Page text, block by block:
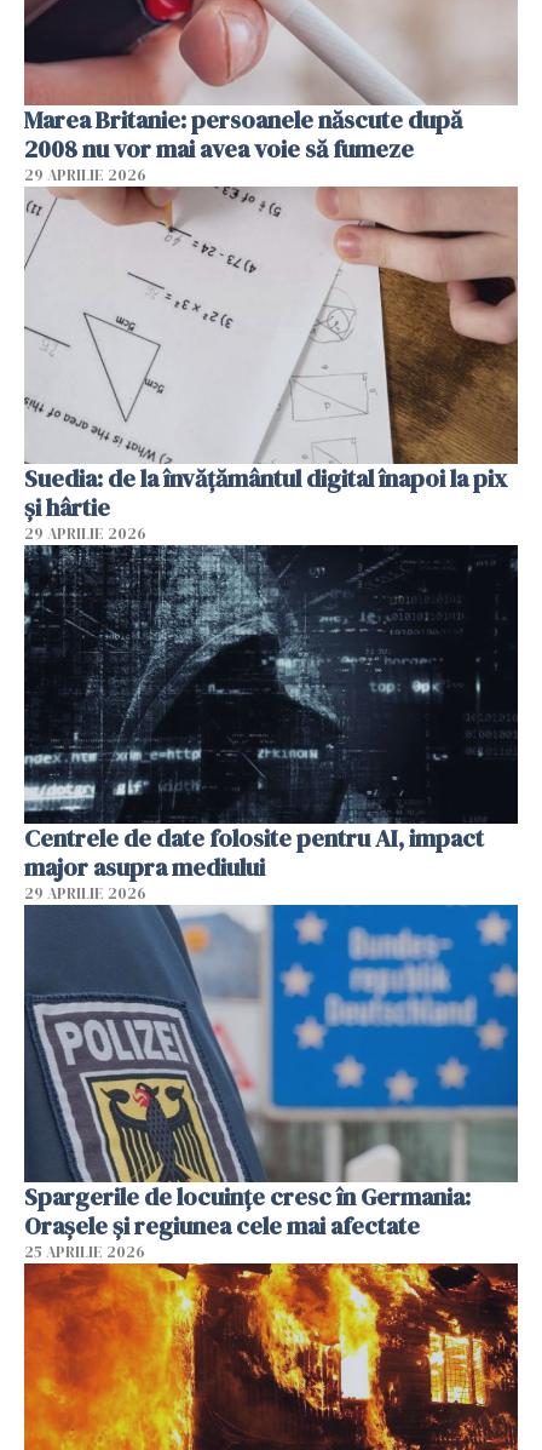
Marea Britanie: persoanele născute după
2008 nu vor mai avea voie să fumeze
29 APRILIE 2026
Suedia: de la învățământul digital înapoi la pix
și hârtie
29 APRILIE 2026
Centrele de date folosite pentru AI, impact
major asupra mediului
29 APRILIE 2026
Spargerile de locuințe cresc în Germania:
Orașele și regiunea cele mai afectate
25 APRILIE 2026